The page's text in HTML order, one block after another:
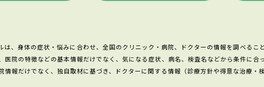
は、身体の症状・悩みに合わせ、全国のクリニック・病院、ドクターの情報を調べるこ
院の特徴などの基本情報だけでなく、気になる症状、病名、検査名などから条件に合
情報だけでなく、独自取材に基づき、ドクターに関する情報（診療方針や得意な治療・